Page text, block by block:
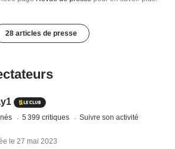
28 articles de presse
5 399 critiques Suivre son activité
le 27 mai 2023